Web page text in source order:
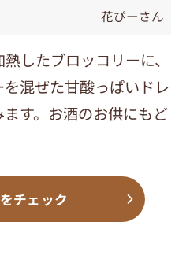
花ぴーさん
したブロッコリーに、
混ぜた甘酸っぱいドレ
す。お酒のお供にもど
チェック